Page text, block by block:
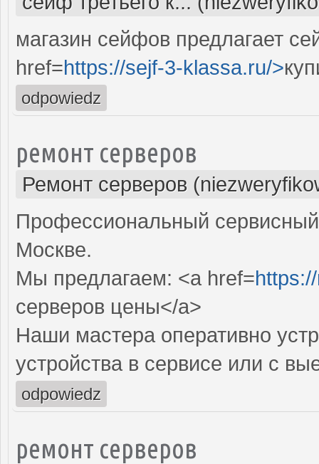
магазин сейфов предлагает
href=https://sejf-3-klassa.ru/>
odpowiedz
ремонт серверов
Ремонт серверов
Профессиональный
Москве.
Мы предлагаем: <a href=
серверов цены</a>
Наши мастера оперативно
устройства в сервисе или с
odpowiedz
ремонт серверов